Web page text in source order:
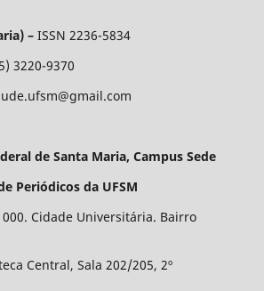
– ISSN 2236-5834
3220-9370
de Santa Maria, Campus Sede
Periódicos da UFSM
Cidade Universitária. Bairro
Central, Sala 202/205, 2º